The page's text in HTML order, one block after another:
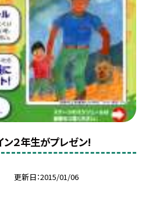
２年生がプレゼン!
更新日 2015/01/06